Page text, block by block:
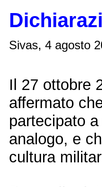
Sivas, 4 agosto
Il 27 ottobre
affermato
partecipato
analogo, e
cultura